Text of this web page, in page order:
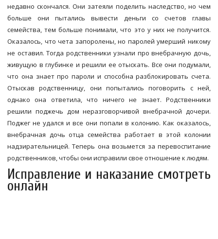
недавно скончался. Они затеяли поделить наследство, но чем
больше они пытались вывести деньги со счетов главы
семейства, тем больше понимали, что это у них не получится.
Оказалось, что чета запоролены, но паролей умерший никому
не оставил. Тогда родственники узнали про внебрачную дочь,
живущую в глубинке и решили ее отыскать. Все они подумали,
что она знает про пароли и способна разблокировать счета.
Отыскав родственницу, они попытались поговорить с ней,
однако она ответила, что ничего не знает. Родственники
решили поджечь дом неразговорчивой внебрачной дочери.
Поджег не удался и все они попали в колонию. Как оказалось,
внебрачная дочь отца семейства работает в этой колонии
надзирательницей. Теперь она возьмется за перевоспитание
родственников, чтобы они исправили свое отношение к людям.
Исправление и наказание смотреть
онлайн